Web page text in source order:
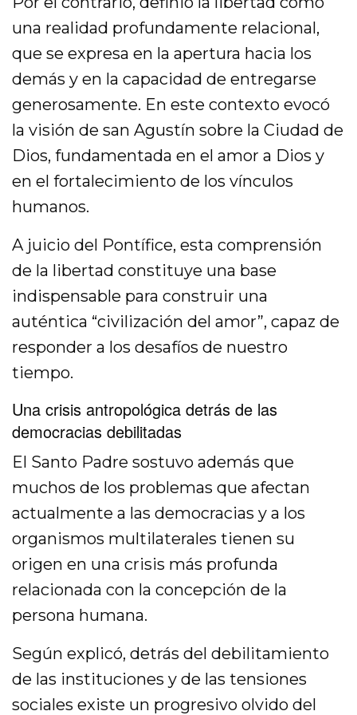
una realidad profundamente relacional,
que se expresa en la apertura hacia los
demás y en la capacidad de entregarse
generosamente. En este contexto evocó
la visión de san Agustín sobre la Ciudad de
Dios, fundamentada en el amor a Dios y
en el fortalecimiento de los vínculos
humanos.
A juicio del Pontífice, esta comprensión
de la libertad constituye una base
indispensable para construir una
auténtica “civilización del amor”, capaz de
responder a los desafíos de nuestro
tiempo.
Una crisis antropológica detrás de las
democracias debilitadas
El Santo Padre sostuvo además que
muchos de los problemas que afectan
actualmente a las democracias y a los
organismos multilaterales tienen su
origen en una crisis más profunda
relacionada con la concepción de la
persona humana.
Según explicó, detrás del debilitamiento
de las instituciones y de las tensiones
sociales existe un progresivo olvido del